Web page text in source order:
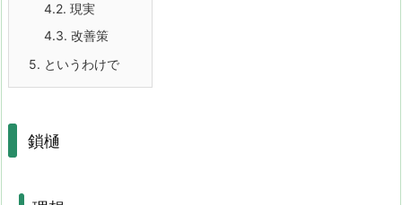
4.2. 現実
4.3. 改善策
5. というわけで
鎖樋